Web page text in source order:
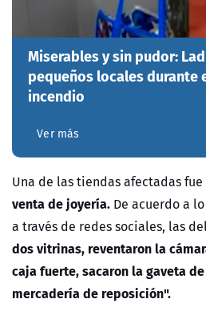
Miserables y sin pudor:
pequeños locales durante
incendio
Ver más
Una de las tiendas afectadas fue
venta de joyería. De acuerdo a
a través de redes sociales, las
dos vitrinas, reventaron la
caja fuerte, sacaron la gaveta
mercadería de reposición".